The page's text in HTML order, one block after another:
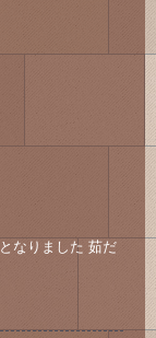
なりました 茹だ